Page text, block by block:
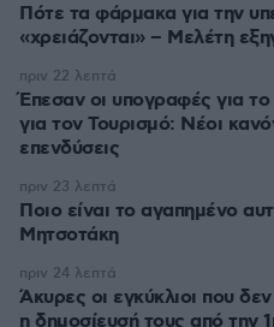
Πότε τα φάρμακα για την
«χρειάζονται» – Μελέτη
Έπεσαν οι υπογραφές για
για τον Τουρισμό: Νέοι
επενδύσεις
πριν 22 λεπτά
Ποιο είναι το αγαπημένο
Μητσοτάκη
πριν 23 λεπτά
Άκυρες οι εγκύκλιοι που
η δημοσίευσή τους από την
πριν 24 λεπτά